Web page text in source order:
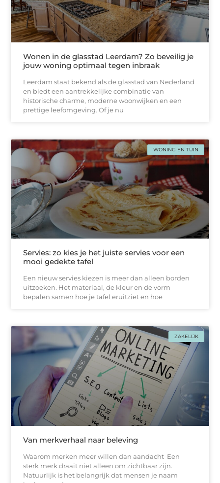
Wonen in de glasstad Leerdam? Zo beveilig je
jouw woning optimaal tegen inbraak
Leerdam staat bekend als de glasstad van Nederland
en biedt een aantrekkelijke combinatie van
historische charme, moderne woonwijken en een
prettige leefomgeving. Of je nu
WONING EN TUIN
Servies: zo kies je het juiste servies voor een
mooi gedekte tafel
Een nieuw servies kiezen is meer dan alleen borden
uitzoeken. Het materiaal, de kleur en de vorm
bepalen samen hoe je tafel eruitziet en hoe
ZAKELIJK
Van merkverhaal naar beleving
Waarom merken meer willen dan aandacht Een
sterk merk draait niet alleen om zichtbaar zijn.
Natuurlijk is het belangrijk dat mensen je naam